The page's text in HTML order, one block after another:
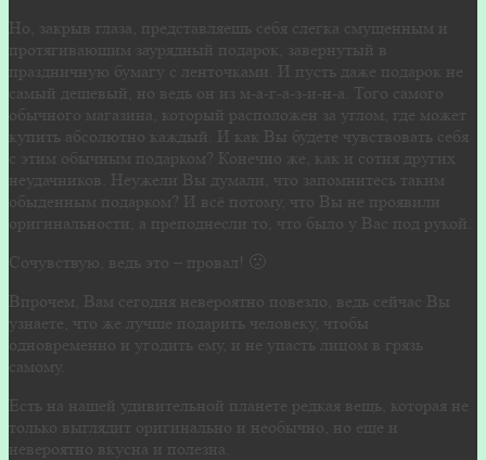
Но, закрыв глаза, представляешь себя слегка смущенным и
протягивающим заурядный подарок, завернутый в
праздничную бумагу с ленточками. И пусть даже подарок не
самый дешевый, но ведь он из м-а-г-а-з-и-н-а. Того самого
обычного магазина, который расположен за углом, где может
купить абсолютно каждый. И как Вы будете чувствовать себя
с этим обычным подарком? Конечно же, как и сотня других
неудачников. Неужели Вы думали, что запомнитесь таким
обыденным подарком? И всё потому, что Вы не проявили
оригинальности, а преподнесли то, что было у Вас под рукой.
Сочувствую, ведь это – провал! 🙁
Впрочем, Вам сегодня невероятно повезло, ведь сейчас Вы
узнаете, что же лучше подарить человеку, чтобы
одновременно и угодить ему, и не упасть лицом в грязь
самому.
Есть на нашей удивительной планете редкая вещь, которая не
только выглядит оригинально и необычно, но еще и
невероятно вкусна и полезна.